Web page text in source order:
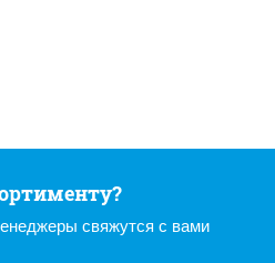
свяжутся с вами